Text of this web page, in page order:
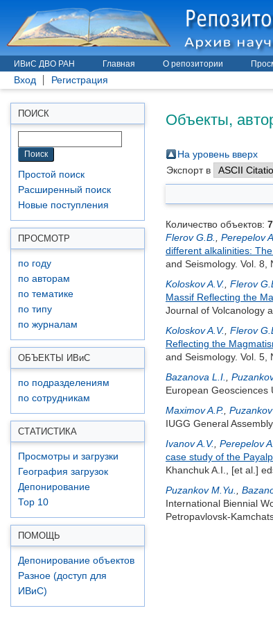
ИВиС ДВО РАН Главная О репозитории
Вход Регистрация
ПОИСК
Простой поиск
Расширенный поиск
Новые поступления
ПРОСМОТР
по году
по авторам
по тематике
по типу
по журналам
ОБЪЕКТЫ ИВиС
по подразделениям
по сотрудникам
СТАТИСТИКА
Просмотры и загрузки
География загрузок
Депонирование
Top 10
ПОМОЩЬ
Депонирование объектов
Разное (доступ для
ИВиС)
Объекты,
На уровень вверх
Экспорт в
Количество объектов: 7
Flerov G.B.
Perepelov
different alkalinities:
and Seismology. Vol. 8,
Koloskov A.V. Flerov
Massif Reflecting the
Journal of Volcanology
Koloskov A.V. Flerov
Reflecting the
and Seismology. Vol. 5,
Bazanova L.I.
European Geosciences
Maximov A.P. Puzankov
IUGG General
Ivanov A.V. Perepelov
case study of the
Khanchuk A.I.
[et al.]
Puzankov M.Yu.
International Biennial
Petropavlovsk-